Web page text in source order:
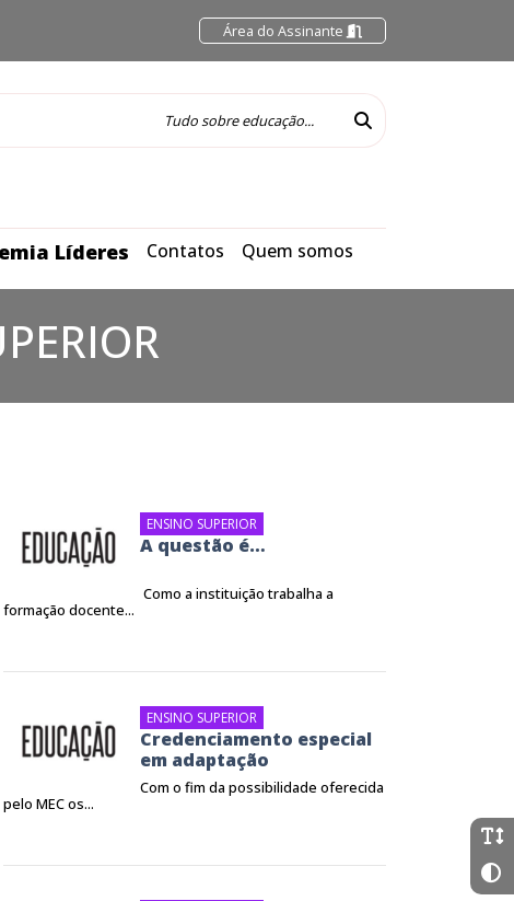
Área do Assinante
Líderes Contatos Quem somos
ENSINO SUPERIOR
A questão é…
Como a instituição trabalha a
formação docente...
ENSINO SUPERIOR
Credenciamento especial
em adaptação
Com o fim da possibilidade oferecida
pelo MEC os...